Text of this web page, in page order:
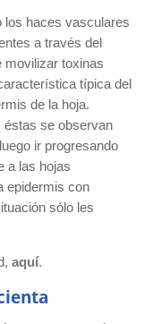
los haces vasculares
a través del
movilizar toxinas
típica del
de la hoja.
éstas se observan
ir progresando
a las hojas
epidermis con
sólo les
aquí.